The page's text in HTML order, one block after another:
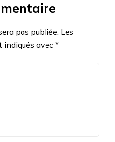
pas publiée. Les
indiqués avec *